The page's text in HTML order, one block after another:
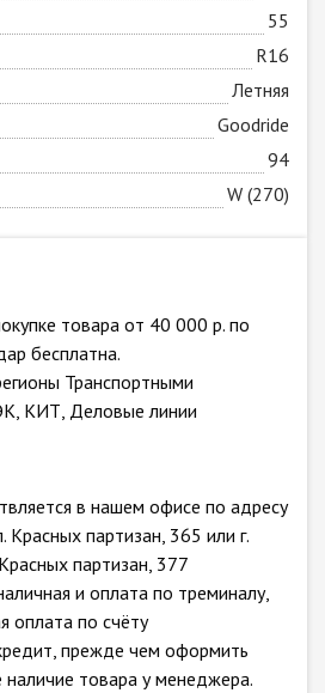
55
R16
Летняя
Goodride
94
W (270)
товара от 40 000 р. по
бесплатна.
Транспортными
КИТ, Деловые линии
в нашем офисе по адресу
Красных партизан, 365 или г.
партизан, 377
и оплата по треминалу,
оплата по счёту
прежде чем оформить
наличие товара у менеджера.